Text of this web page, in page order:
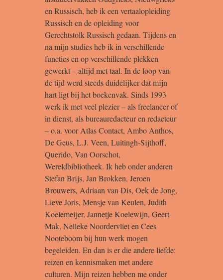
en Russisch, heb ik een vertaalopleiding
Russisch en de opleiding voor
Gerechtstolk Russisch gedaan. Tijdens en
na mijn studies heb ik in verschillende
functies en op verschillende plekken
gewerkt – altijd met taal. In de loop van
de tijd werd steeds duidelijker dat mijn
hart ligt bij het boekenvak. Sinds 1993
werk ik met veel plezier – als freelancer of
in dienst, als bureauredacteur en redacteur
– o.a. voor Atlas Contact, Ambo Anthos,
De Geus, L.J. Veen, Luitingh-Sijthoff,
Querido, Van Oorschot,
Wereldbibliotheek. Ik heb onder anderen
Stefan Brijs, Jan Brokken, Jeroen
Brouwers, Adriaan van Dis, Oek de Jong,
Lieve Joris, Mensje van Keulen, Judith
Koelemeijer, Jannetje Koelewijn, Geert
Mak, Nelleke Noordervliet en Cees
Nooteboom bij hun werk mogen
begeleiden. En dan is er die andere liefde:
reizen en kennismaken met andere
culturen. Mijn reizen hebben me onder